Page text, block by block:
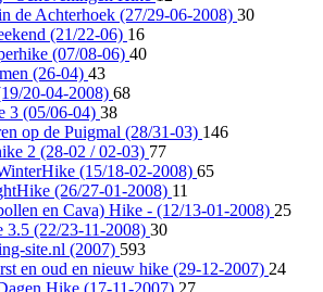
de Achterhoek (27/29-06-2008) 30
(21/22-06) 16
(07/08-06) 40
(26-04) 43
20-04-2008) 68
3 (05/06-04) 38
op de Puigmal (28/31-03) 146
2 (28-02 / 02-03) 77
(15/18-02-2008) 65
(26/27-01-2008) 11
en Cava) Hike - (12/13-01-2008) 25
3.5 (22/23-11-2008) 30
site.nl (2007) 593
en oud en nieuw hike (29-12-2007) 24
Hike (17-11-2007) 27